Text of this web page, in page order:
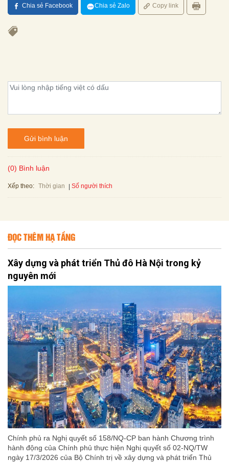
Chia sẻ Facebook Chia sẻ Zalo Copy link
Gửi bình luận
(0) Bình luận
Xếp theo: Thời gian Số người thích
ĐỌC THÊM HẠ TẦNG
Xây dựng và phát triển Thủ đô Hà Nội trong kỷ
nguyên mới
Chính phủ ra Nghị quyết số 158/NQ-CP ban hành Chương trình
hành động của Chính phủ thực hiện Nghị quyết số 02-NQ/TW
ngày 17/3/2026 của Bộ Chính trị về xây dựng và phát triển Thủ